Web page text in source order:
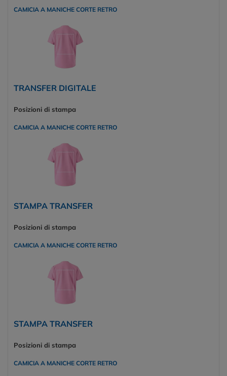
CAMICIA A MANICHE CORTE RETRO
TRANSFER DIGITALE
Posizioni di stampa
CAMICIA A MANICHE CORTE RETRO
STAMPA TRANSFER
Posizioni di stampa
CAMICIA A MANICHE CORTE RETRO
STAMPA TRANSFER
Posizioni di stampa
CAMICIA A MANICHE CORTE RETRO